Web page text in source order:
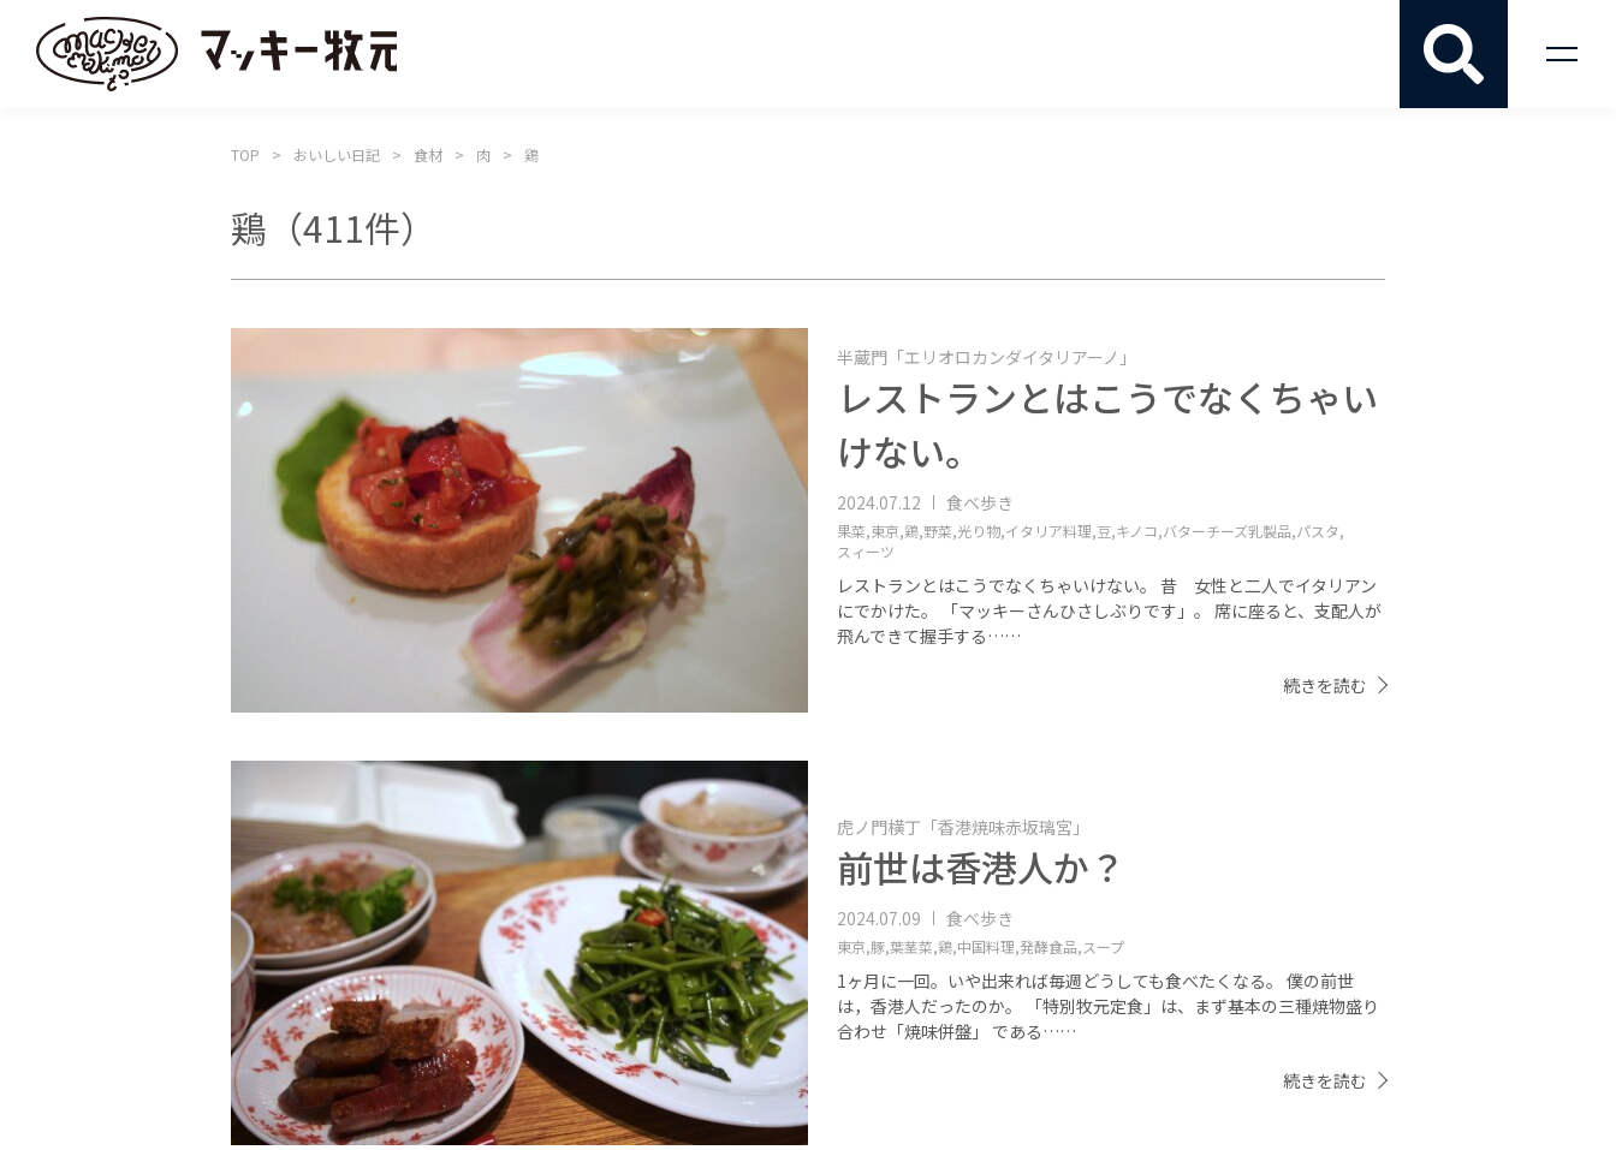
TOP おいしい日記 食材 肉 鶏
鶏 （411件）
半蔵門「エリオロカンダイタリアーノ」
レストランとはこうでなくちゃい
けない。
2024.07.12 食べ歩き
果菜,東京,鶏,野菜,光り物,イタリア料理,豆,キノコ,バターチーズ乳製品,パスタ,
スィーツ
レストランとはこうでなくちゃいけない。 昔 女性と二人でイタリアン
にでかけた。 「マッキーさんひさしぶりです」。 席に座ると、支配人が
飛んできて握手する……
続きを読む
虎ノ門横丁「香港焼味赤坂璃宮」
前世は香港人か？
2024.07.09 食べ歩き
東京,豚,葉茎菜,鶏,中国料理,発酵食品,スープ
1ヶ月に一回。いや出来れば毎週どうしても食べたくなる。 僕の前世
は，香港人だったのか。 「特別牧元定食」は、まず基本の三種焼物盛り
合わせ「焼味併盤」 である……
続きを読む